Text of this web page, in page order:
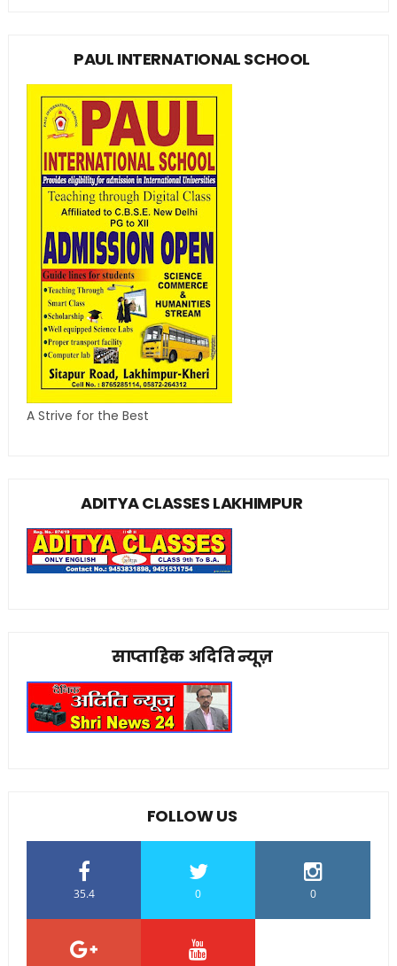
PAUL INTERNATIONAL SCHOOL
A Strive for the Best
ADITYA CLASSES LAKHIMPUR
साप्ताहिक अदिति न्यूज़
FOLLOW US
35.4 0 0